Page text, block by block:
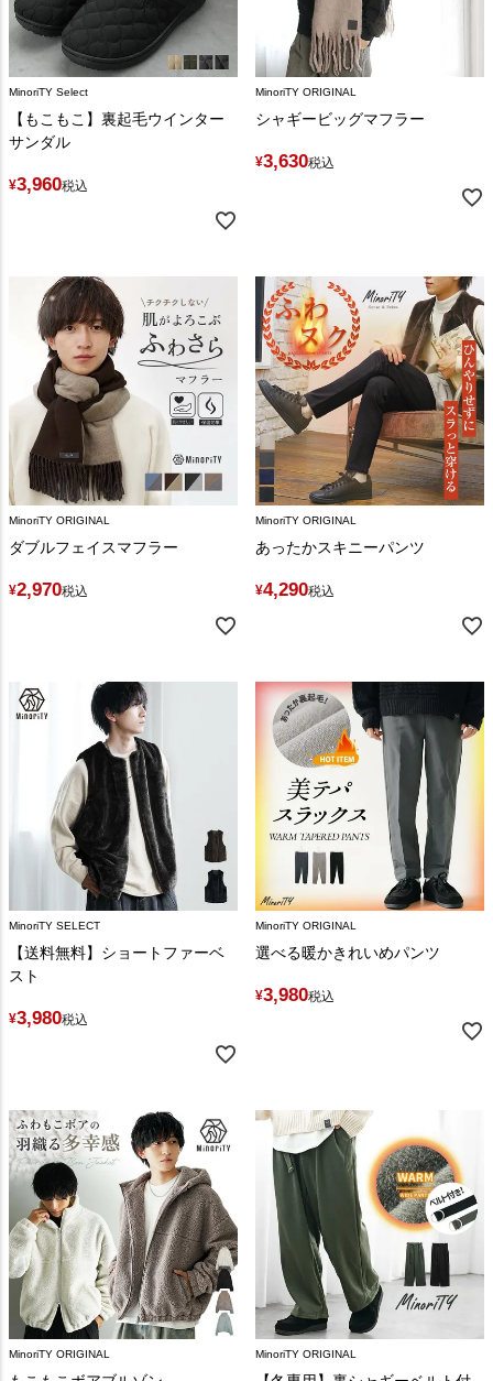
MinoriTY Select
【もこもこ】裏起毛ウインター
サンダル
¥3,960税込
MinoriTY ORIGINAL
シャギービッグマフラー
¥3,630税込
MinoriTY ORIGINAL
ダブルフェイスマフラー
¥2,970税込
MinoriTY ORIGINAL
あったかスキニーパンツ
¥4,290税込
MinoriTY SELECT
【送料無料】ショートファーベ
スト
¥3,980税込
MinoriTY ORIGINAL
選べる暖かきれいめパンツ
¥3,980税込
MinoriTY ORIGINAL MinoriTY ORIGINAL